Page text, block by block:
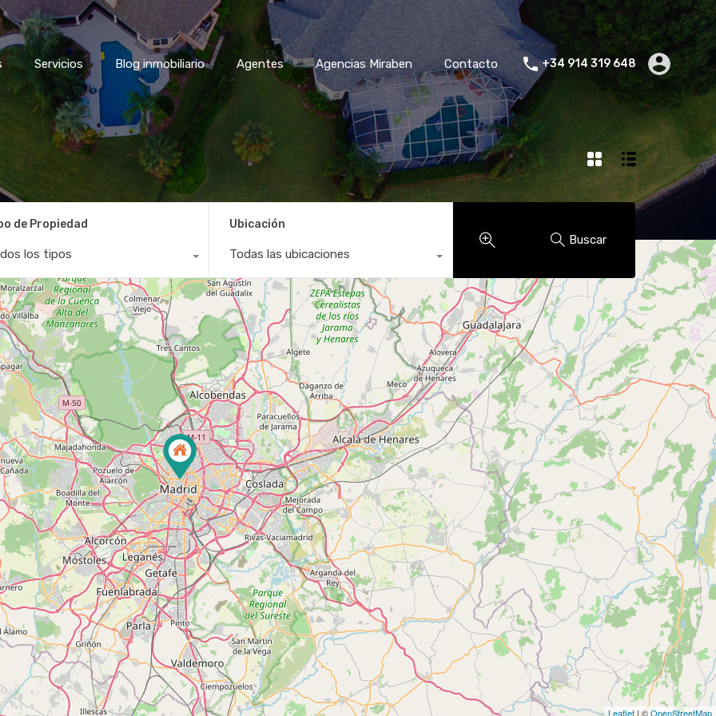
Blog inmobiliario Agentes Agencias Miraben Contacto
Servicios Blog inmobiliario Agentes Agencias Miraben Contacto +34 914 319 648
de Propiedad
los tipos
Ubicación
Todas las ubicaciones
Buscar
Leaflet| ©OpenStreetMap